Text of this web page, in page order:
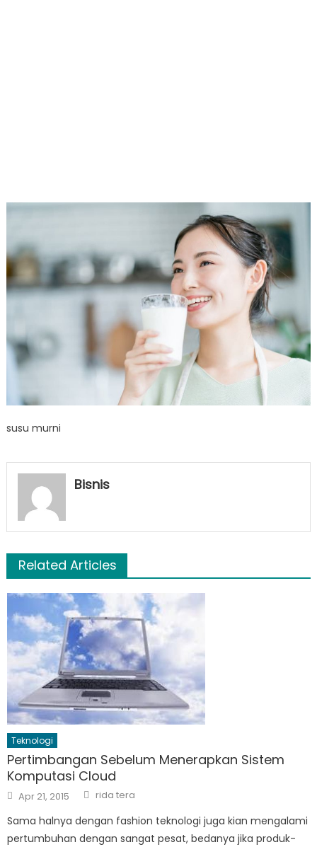
susu murni
Bisnis
Related Articles
Teknologi
Pertimbangan Sebelum Menerapkan Sistem
Komputasi Cloud
Posted
on
Apr 21, 2015 Author
rida tera
Sama halnya dengan fashion teknologi juga kian mengalami
pertumbuhan dengan sangat pesat, bedanya jika produk-